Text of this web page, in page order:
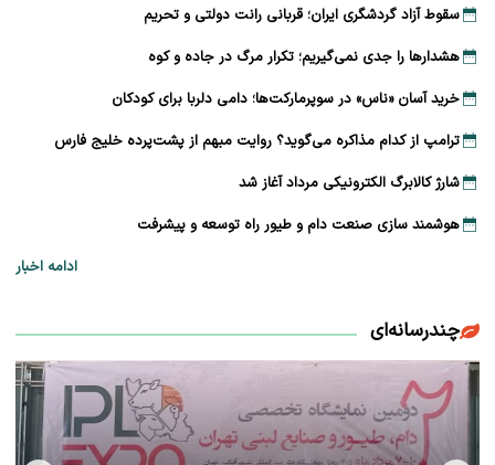
سقوط آزاد گردشگری ایران؛ قربانی رانت دولتی و تحریم
هشدارها را جدی نمی‌گیریم؛ تکرار مرگ در جاده و کوه
خرید آسان «ناس» در سوپرمارکت‌ها؛ دامی دلربا برای کودکان
ترامپ از کدام مذاکره می‌گوید؟ روایت مبهم از پشت‌پرده خلیج فارس
شارژ کالابرگ الکترونیکی مرداد آغاز شد
هوشمند سازی صنعت دام و طیور راه توسعه و پیشرفت
ادامه اخبار
چندرسانه‌ای